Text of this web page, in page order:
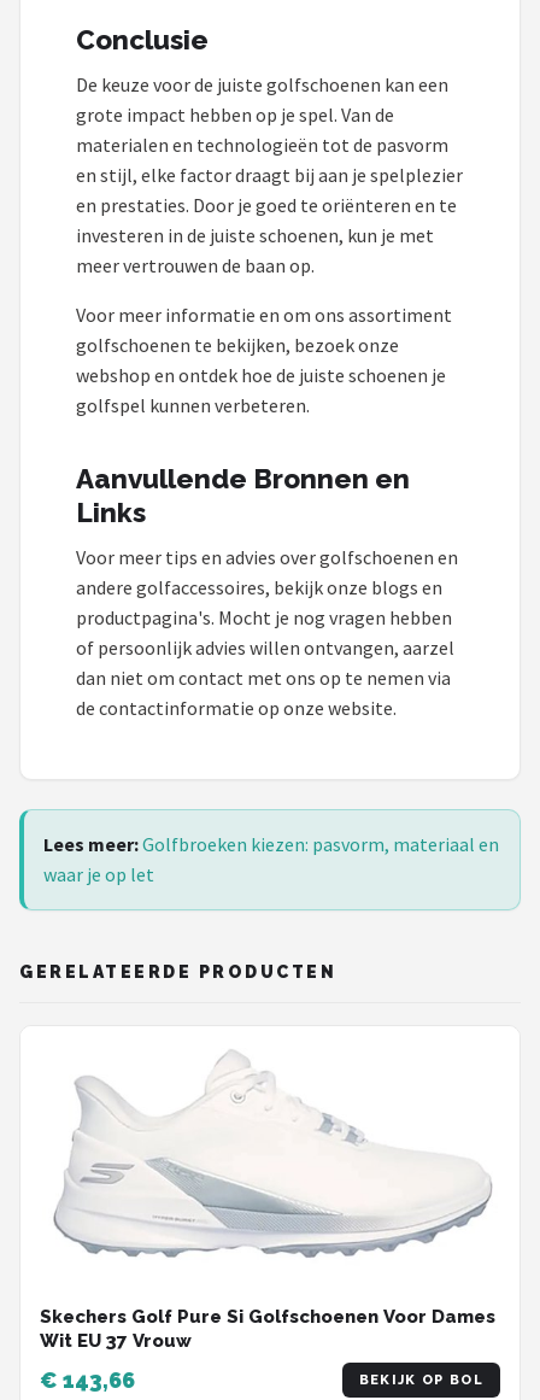
Conclusie
De keuze voor de juiste golfschoenen kan een
grote impact hebben op je spel. Van de
materialen en technologieën tot de pasvorm
en stijl, elke factor draagt bij aan je spelplezier
en prestaties. Door je goed te oriënteren en te
investeren in de juiste schoenen, kun je met
meer vertrouwen de baan op.
Voor meer informatie en om ons assortiment
golfschoenen te bekijken, bezoek onze
webshop en ontdek hoe de juiste schoenen je
golfspel kunnen verbeteren.
Aanvullende Bronnen en
Links
Voor meer tips en advies over golfschoenen en
andere golfaccessoires, bekijk onze blogs en
productpagina's. Mocht je nog vragen hebben
of persoonlijk advies willen ontvangen, aarzel
dan niet om contact met ons op te nemen via
de contactinformatie op onze website.
Lees meer:Golfbroeken kiezen: pasvorm, materiaal en
waar je op let
GERELATEERDE PRODUCTEN
Skechers Golf Pure Si Golfschoenen Voor Dames
Wit EU 37 Vrouw
€ 143,66 BEKIJK OP BOL